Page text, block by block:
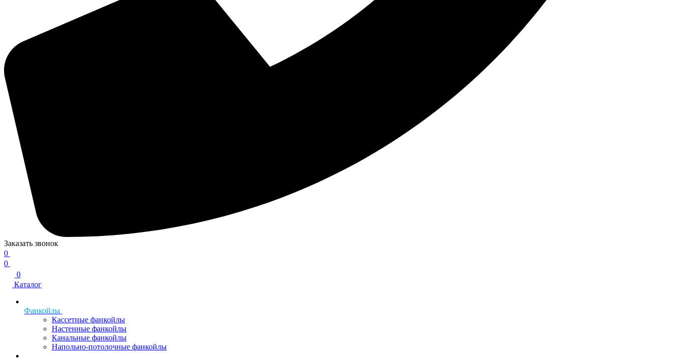
Заказать звонок
0
0
0
Каталог
Фанкойлы
Кассетные фанкойлы
Настенные фанкойлы
Канальные фанкойлы
Напольно-потолочные фанкойлы